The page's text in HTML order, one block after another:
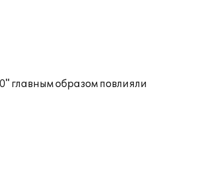
главным образом повлияли